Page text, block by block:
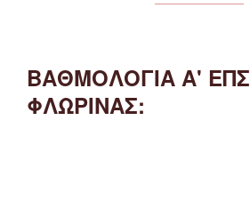
ΒΑΘΜΟΛΟΓΙΑ Α' ΕΠΣ
ΦΛΩΡΙΝΑΣ: